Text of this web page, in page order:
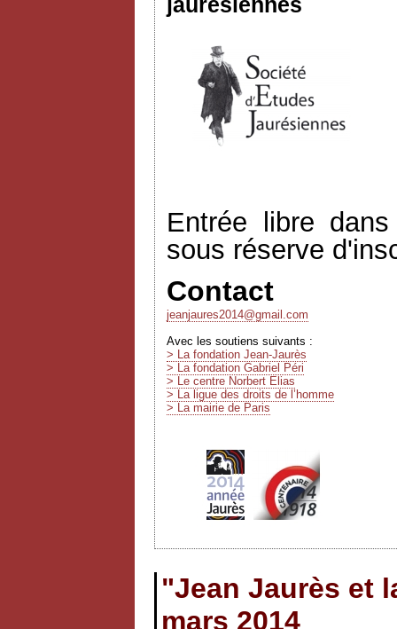
Entrée libre
sous réserve
Contact
jeanjaures2014@gmail.com
Avec les soutiens suivants :
> La fondation Jean-Jaurès
> La fondation Gabriel Péri
> Le centre Norbert Elias
> La ligue des droits de l’homme
> La mairie de Paris
"Jean Jaurès et
mars 2014